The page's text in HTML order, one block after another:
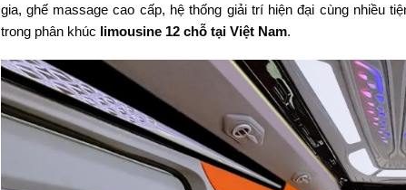
gia, ghế massage cao cấp, hệ thống giải trí hiện đại cùng nhiều
trong phân khúc limousine 12 chỗ tại Việt Nam.